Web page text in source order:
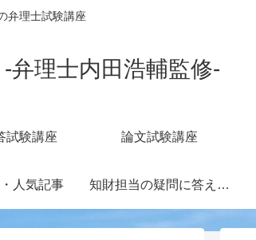
弁理士試験講座
弁理士内田浩輔監修-
試験講座 論文試験講座
人気記事 知財担当の疑問に答えるフォーラム